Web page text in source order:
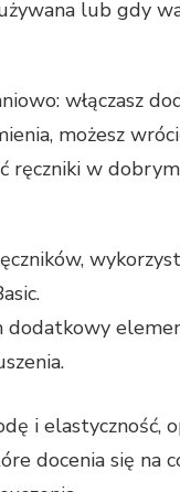
lub gdy
włączasz
możesz
ręczniki w
dodatkowy
i elastyczność,
docenia się na